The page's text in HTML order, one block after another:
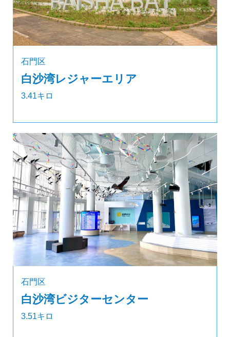
石門区
白沙湾レジャーエリア
3.41キロ
石門区
白沙湾ビジターセンター
3.51キロ